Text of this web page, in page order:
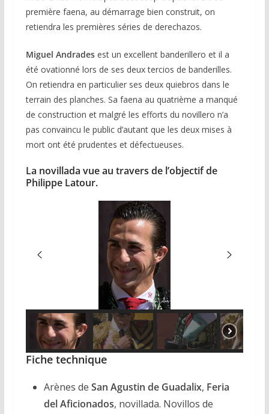
première faena, au démarrage bien construit, on
retiendra les premières séries de derechazos.
Miguel Andradesest un excellent banderillero et il a
été ovationné lors de ses deux tercios de banderilles.
On retiendra en particulier ses deux quiebros dans le
terrain des planches. Sa faena au quatrième a manqué
de construction et malgré les efforts du novillero n’a
pas convaincu le public d’autant que les deux mises à
mort ont été prudentes et défectueuses.
La novillada vue au travers de l’objectif de
Philippe Latour.
Fiche technique
Arènes de San Agustin de Guadalix, Feria
del Aficionados, novillada. Novillos de